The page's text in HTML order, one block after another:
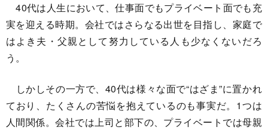
40代は人生において、仕事面でもプライベート面でも充
実を迎える時期。会社ではさらなる出世を目指し、家庭で
はよき夫・父親として努力している人も少なくないだろ
う。
しかしその一方で、40代は様々な面で“はざま”に置かれ
ており、たくさんの苦悩を抱えているのも事実だ。1つは
人間関係。会社では上司と部下の、プライベートでは母親